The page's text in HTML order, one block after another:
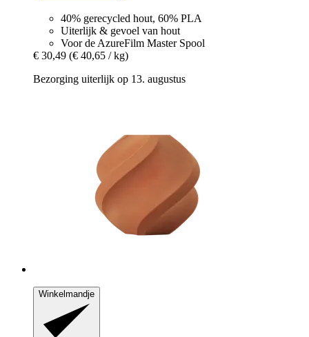
40% gerecycled hout, 60% PLA
Uiterlijk & gevoel van hout
Voor de AzureFilm Master Spool
€ 30,49 (€ 40,65 / kg)
Bezorging uiterlijk op 13. augustus
Winkelmandje